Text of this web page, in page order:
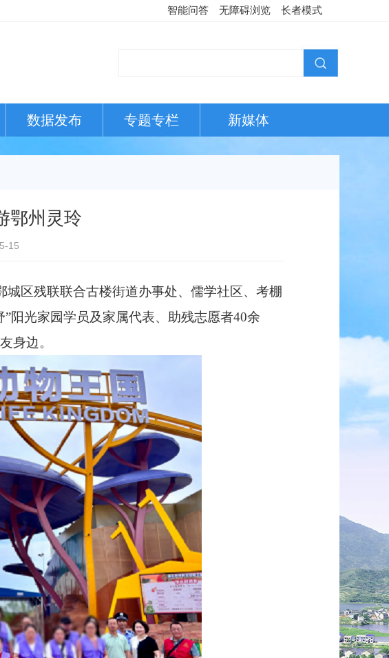
智能问答 无障碍浏览 长者模式
数据发布 专题专栏 新媒体
鄂州灵玲
15
区残联联合古楼街道办事处、儒学社区、考棚
阳光家园学员及家属代表、助残志愿者40余
身边。